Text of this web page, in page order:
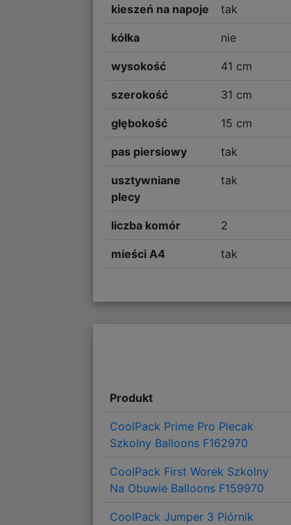
kieszeń na napoje tak
kółka nie
wysokość 41 cm
szerokość 31 cm
głębokość 15 cm
pas piersiowy tak
usztywniane
plecy
tak
liczba komór 2
mieści A4 tak
Produkt
CoolPack Prime Pro Plecak
Szkolny Balloons F162970
CoolPack First Worek Szkolny
Na Obuwie Balloons F159970
CoolPack Jumper 3 Piórnik